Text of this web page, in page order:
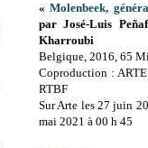
«Molenbeek,
par José-Luis
Kharroubi
Belgique, 2016, 65
Coproduction :
RTBF
Sur Arte les 27 juin
mai 2021 à 00 h 45